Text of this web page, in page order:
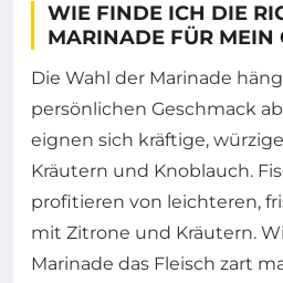
WIE FINDE ICH DIE
MARINADE FÜR MEIN
Die Wahl der Marinade
persönlichen Geschmack
eignen sich kräftige,
Kräutern und Knoblauch.
profitieren von leichteren,
mit Zitrone und Kräutern.
Marinade das Fleisch zart